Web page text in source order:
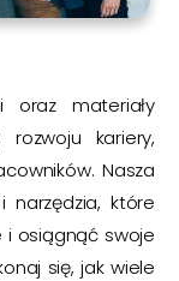
oraz materiały
kariery,
Nasza
narzędzia, które
osiągnąć swoje
się, jak wiele